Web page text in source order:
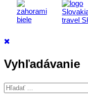
Vyhľadávanie